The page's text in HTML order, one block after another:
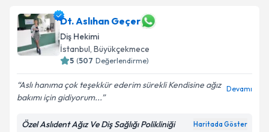
Dt. Aslıhan Geçer
Diş Hekimi
İstanbul, Büyükçekmece
5 (507 Değerlendirme)
Aslı hanıma çok teşekkür ederim sürekli Kendisine ağız
bakımı için gidiyorum...
Devamı
Özel Aslıdent Ağız Ve Diş Sağlığı Polikliniği Haritada Göster